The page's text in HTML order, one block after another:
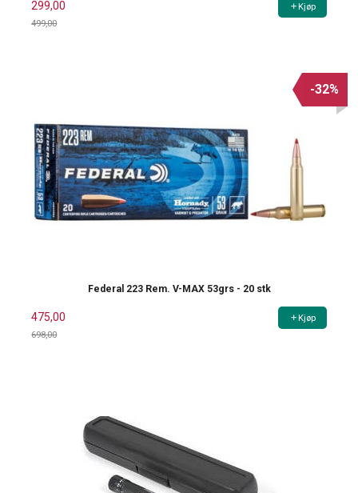
299,00
499,00
Kjøp
Federal 223 Rem. V-MAX 53grs - 20 stk
475,00
698,00
-32%
Kjøp